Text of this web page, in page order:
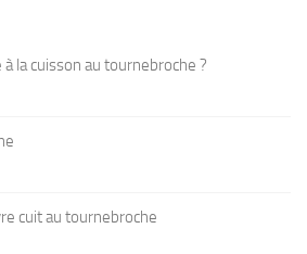
la cuisson au tournebroche ?
cuit au tournebroche